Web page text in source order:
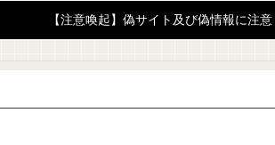
【注意喚起】偽サイト及び偽情報に注